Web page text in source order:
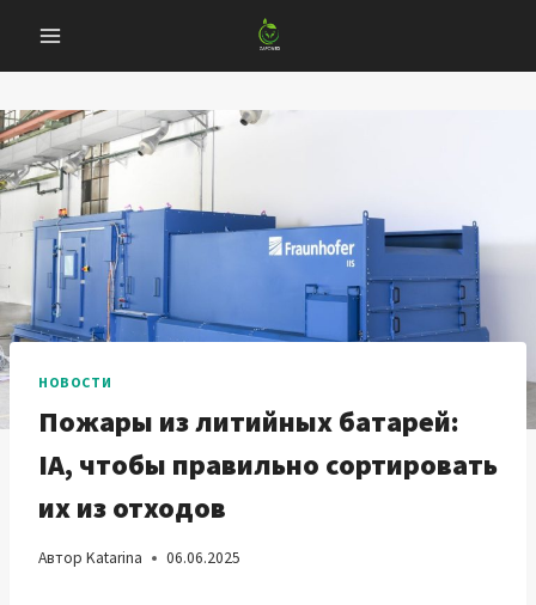
содержанию
НОВОСТИ
Пожары из литийных батарей:
IA, чтобы правильно сортировать
их из отходов
Автор Katarina 06.06.2025